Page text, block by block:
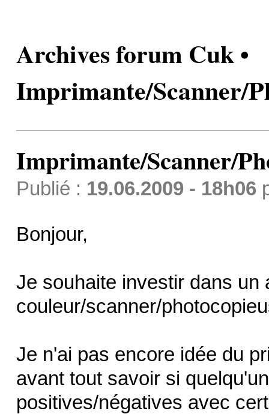
Archives forum Cuk •
Imprimante/Scanner/
Imprimante/Scanner/
Publié : 19.06.2009 - 18h06
Bonjour,
Je souhaite investir dans un
couleur/scanner/
Je n'ai pas encore idée du
avant tout savoir si
positives/négatives avec